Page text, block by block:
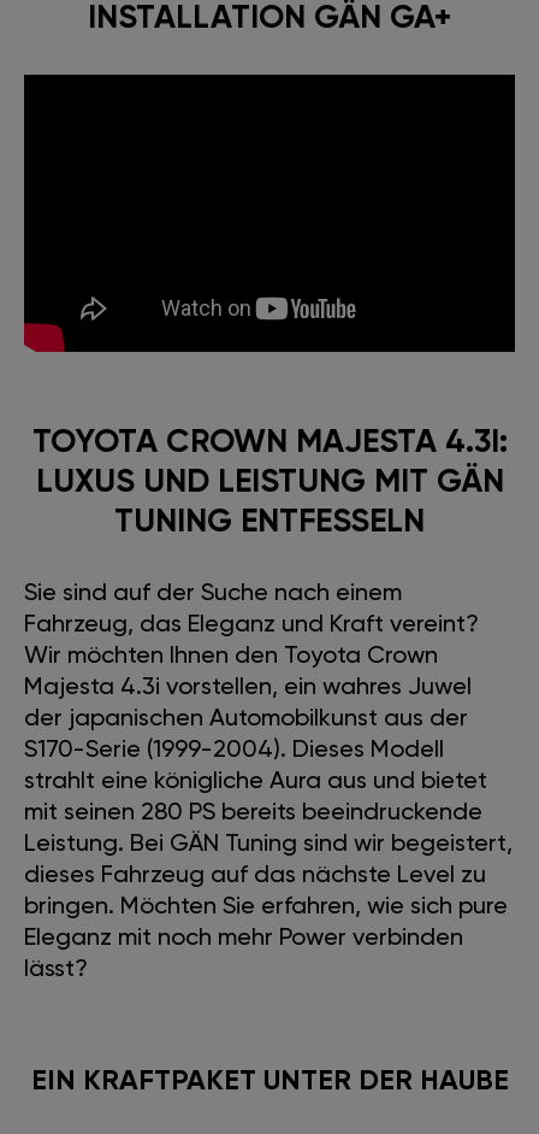
INSTALLATION GÄN GA+
TOYOTA CROWN MAJESTA 4.3I:
LUXUS UND LEISTUNG MIT GÄN
TUNING ENTFESSELN
Sie sind auf der Suche nach einem
Fahrzeug, das Eleganz und Kraft vereint?
Wir möchten Ihnen den Toyota Crown
Majesta 4.3i vorstellen, ein wahres Juwel
der japanischen Automobilkunst aus der
S170-Serie (1999-2004). Dieses Modell
strahlt eine königliche Aura aus und bietet
mit seinen 280 PS bereits beeindruckende
Leistung. Bei GÄN Tuning sind wir begeistert,
dieses Fahrzeug auf das nächste Level zu
bringen. Möchten Sie erfahren, wie sich pure
Eleganz mit noch mehr Power verbinden
lässt?
EIN KRAFTPAKET UNTER DER HAUBE